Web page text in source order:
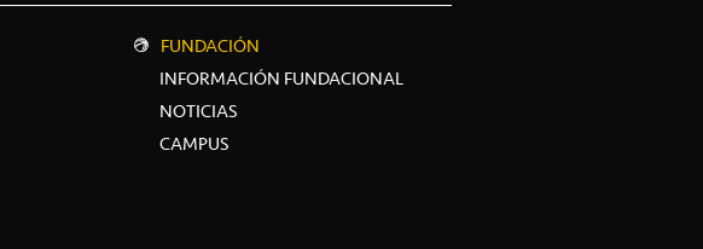
FUNDACIÓN
INFORMACIÓN FUNDACIONAL
NOTICIAS
CAMPUS